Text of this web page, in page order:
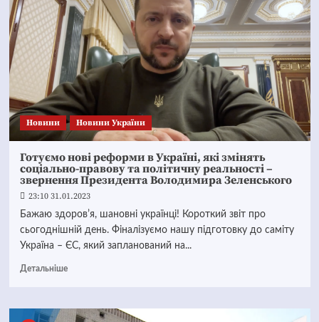
Новини Новини України
Готуємо нові реформи в Україні, які змінять
соціально-правову та політичну реальності –
звернення Президента Володимира Зеленського
23:10 31.01.2023
Бажаю здоровʼя, шановні українці! Короткий звіт про
сьогоднішній день. Фіналізуємо нашу підготовку до саміту
Україна – ЄС, який запланований на...
Детальніше